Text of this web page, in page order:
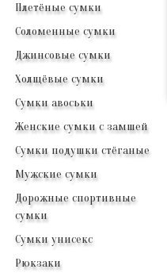
Плетёные сумки
Соломенные сумки
Джинсовые сумки
Холщёвые сумки
Сумки авоськи
Женские сумки с замшей
Сумки подушки стёганые
Мужские сумки
Дорожные спортивные
сумки
Сумки унисекс
Рюкзаки